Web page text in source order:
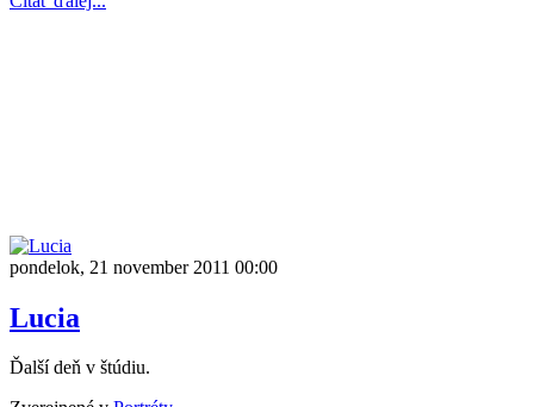
pondelok, 21 november 2011 00:00
Lucia
Ďalší deň v štúdiu.